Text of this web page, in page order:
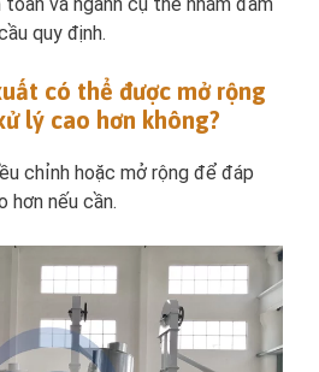
và ngành cụ thể nhằm đảm
quy định.
có thể được mở rộng
lý cao hơn không?
chỉnh hoặc mở rộng để đáp
hơn nếu cần.